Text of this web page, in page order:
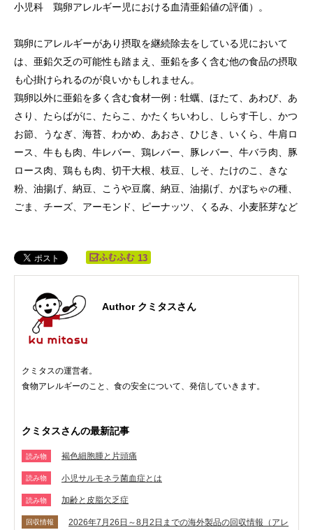
小児科 鶏卵アレルギー児における血清亜鉛値の評価）。
鶏卵にアレルギーがあり摂取を継続除去をしている児において
は、亜鉛欠乏の可能性も踏まえ、亜鉛を多く含む他の食品の摂取
も心掛けられるのが良いかもしれません。
鶏卵以外に亜鉛を多く含む食材一例：牡蠣、ほたて、あわび、あ
さり、たらばがに、たらこ、かたくちいわし、しらす干し、かつ
お節、うなぎ、海苔、わかめ、あおさ、ひじき、いくら、牛肩ロ
ース、牛もも肉、牛レバー、鶏レバー、豚レバー、牛バラ肉、豚
ロース肉、鶏もも肉、切干大根、枝豆、しそ、たけのこ、きな
粉、油揚げ、納豆、こうや豆腐、納豆、油揚げ、かぼちゃの種、
ごま、チーズ、アーモンド、ピーナッツ、くるみ、小麦胚芽など
13
Author クミタスさん
クミタスの運営者。
食物アレルギーのこと、食の安全について、発信していきます。
クミタスさんの最新記事
読み物 褐色細胞腫と片頭痛
読み物 小児サルモネラ菌血症とは
読み物 加齢と皮脂欠乏症
回収情報
2026年7月26日～8月2日までの海外製品の回収情報（アレ